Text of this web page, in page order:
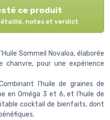
ce produit
notes et verdict
Sommeil Novaloa, élaborée
chanvre, pour une expérience
Combinant l'huile de graines de
en Oméga 3 et 6, et l'huile de
cocktail de bienfaits, dont